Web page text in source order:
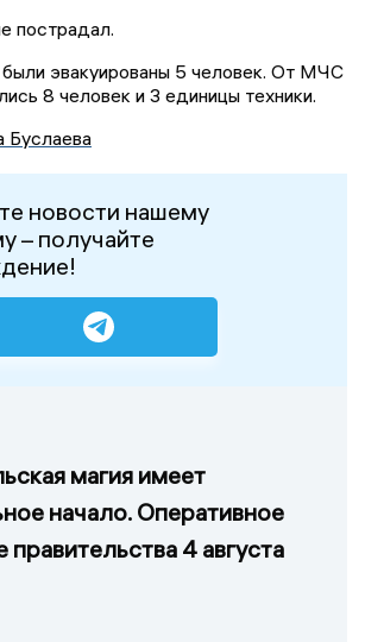
пострадал.
эвакуированы 5 человек. От МЧС
8 человек и 3 единицы техники.
Буслаева
новости нашему
– получайте
магия имеет
начало. Оперативное
4 августа